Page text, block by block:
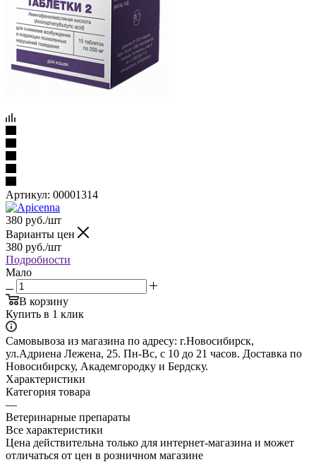
Артикул: 00001314
380 руб./шт
Варианты цен
380 руб./шт
Подробности
Мало
В корзину
Купить в 1 клик
Самовывоза из магазина по адресу: г.Новосибирск,
ул.Адриена Лежена, 25. Пн-Вс, с 10 до 21 часов. Доставка по
Новосибирску, Академгородку и Бердску.
Характеристики
Категория товара
—
Ветеринарные препараты
Все характеристики
Цена действительна только для интернет-магазина и может
отличаться от цен в розничном магазине